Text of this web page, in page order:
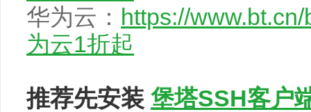
华为云： https://
为云1折起
推荐先安装 堡塔SSH客户